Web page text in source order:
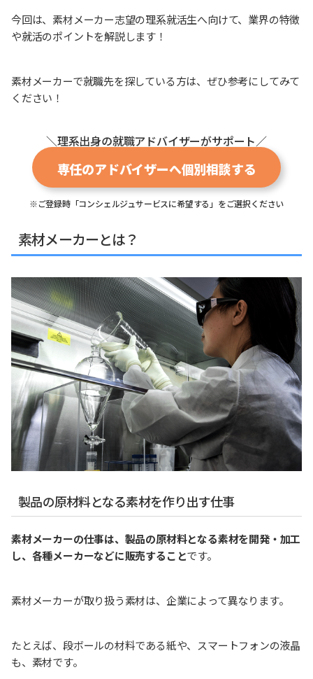
今回は、素材メーカー志望の理系就活生へ向けて、業界の特徴
や就活のポイントを解説します！
素材メーカーで就職先を探している方は、ぜひ参考にしてみて
ください！
＼理系出身の就職アドバイザーがサポート／
専任のアドバイザーへ個別相談する
※ご登録時「コンシェルジュサービスに希望する」をご選択ください
素材メーカーとは？
製品の原材料となる素材を作り出す仕事
素材メーカーの仕事は、製品の原材料となる素材を開発・加工
し、各種メーカーなどに販売することです。
素材メーカーが取り扱う素材は、企業によって異なります。
たとえば、段ボールの材料である紙や、スマートフォンの液晶
も、素材です。